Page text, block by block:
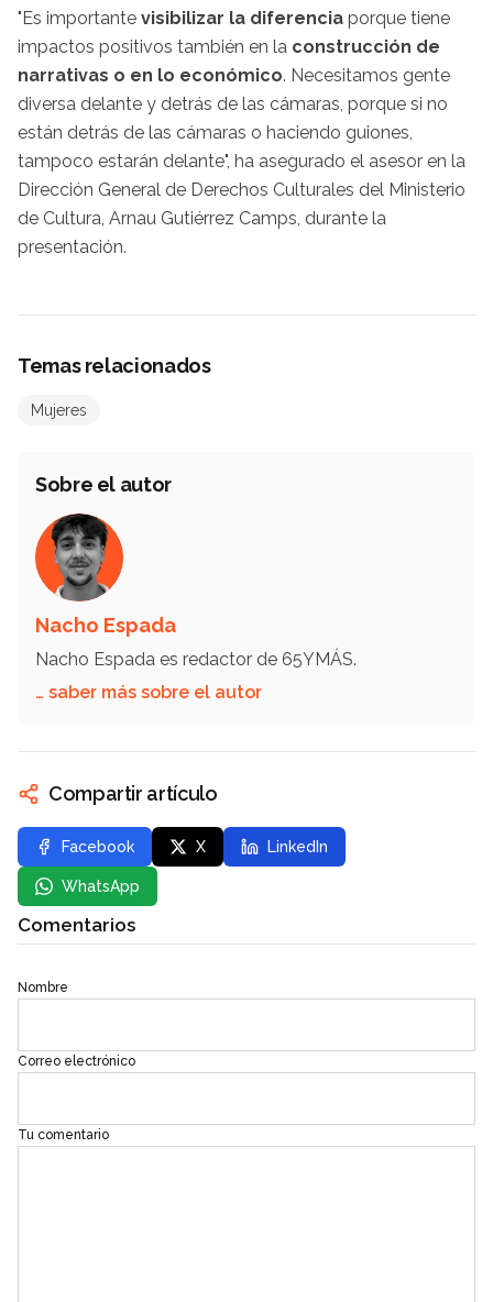
"Es importante visibilizar la diferencia porque tiene
impactos positivos también en la construcción de
narrativas o en lo económico. Necesitamos gente
diversa delante y detrás de las cámaras, porque si no
están detrás de las cámaras o haciendo guiones,
tampoco estarán delante", ha asegurado el asesor en la
Dirección General de Derechos Culturales del Ministerio
de Cultura, Arnau Gutiérrez Camps, durante la
presentación.
Temas relacionados
Mujeres
Sobre el autor
Nacho Espada
Nacho Espada es redactor de 65YMÁS.
… saber más sobre el autor
Compartir artículo
Facebook X LinkedIn
WhatsApp
Comentarios
Nombre
Correo electrónico
Tu comentario